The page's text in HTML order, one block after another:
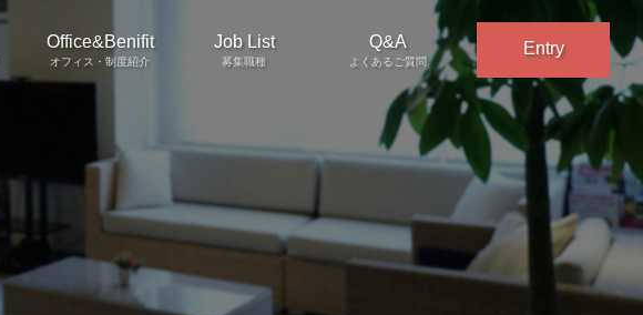
Office&Benifit
オフィス・制度紹介
Job List
募集職種
Q&A
よくあるご質問
Entry